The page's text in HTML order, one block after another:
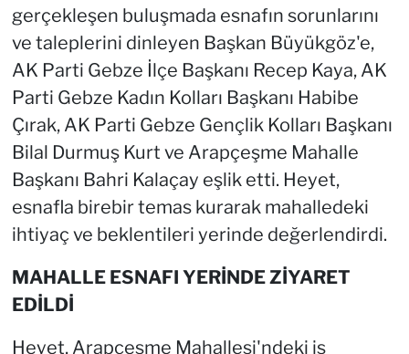
gerçekleşen buluşmada esnafın sorunlarını
ve taleplerini dinleyen Başkan Büyükgöz'e,
AK Parti Gebze İlçe Başkanı Recep Kaya, AK
Parti Gebze Kadın Kolları Başkanı Habibe
Çırak, AK Parti Gebze Gençlik Kolları Başkanı
Bilal Durmuş Kurt ve Arapçeşme Mahalle
Başkanı Bahri Kalaçay eşlik etti. Heyet,
esnafla birebir temas kurarak mahalledeki
ihtiyaç ve beklentileri yerinde değerlendirdi.
MAHALLE ESNAFI YERİNDE ZİYARET
EDİLDİ
Heyet, Arapçeşme Mahallesi'ndeki iş